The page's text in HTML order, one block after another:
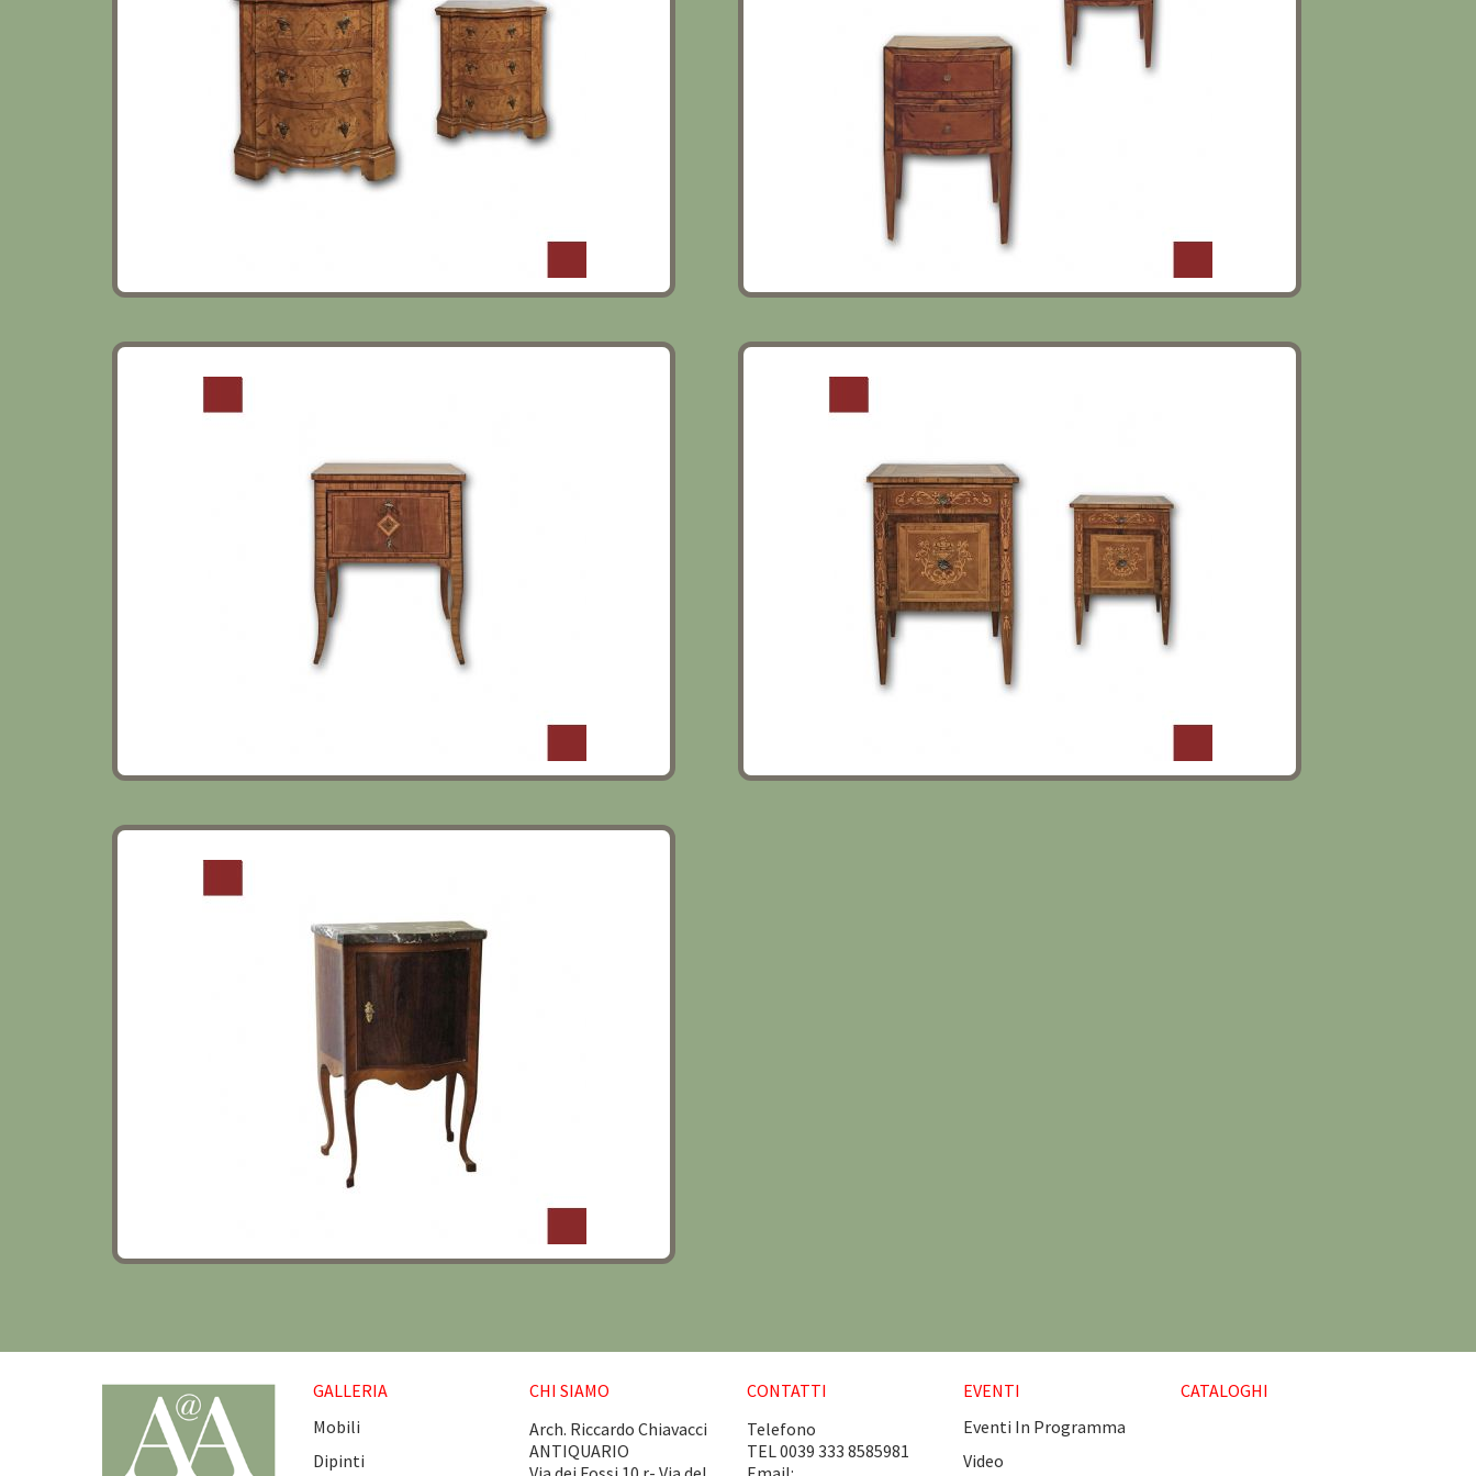
GALLERIA
Mobili
Dipinti
CHI SIAMO
Arch. Riccardo Chiavacci
ANTIQUARIO
CONTATTI
Telefono
TEL 0039 333 8585981
EVENTI
Eventi In Programma
Video
CATALOGHI